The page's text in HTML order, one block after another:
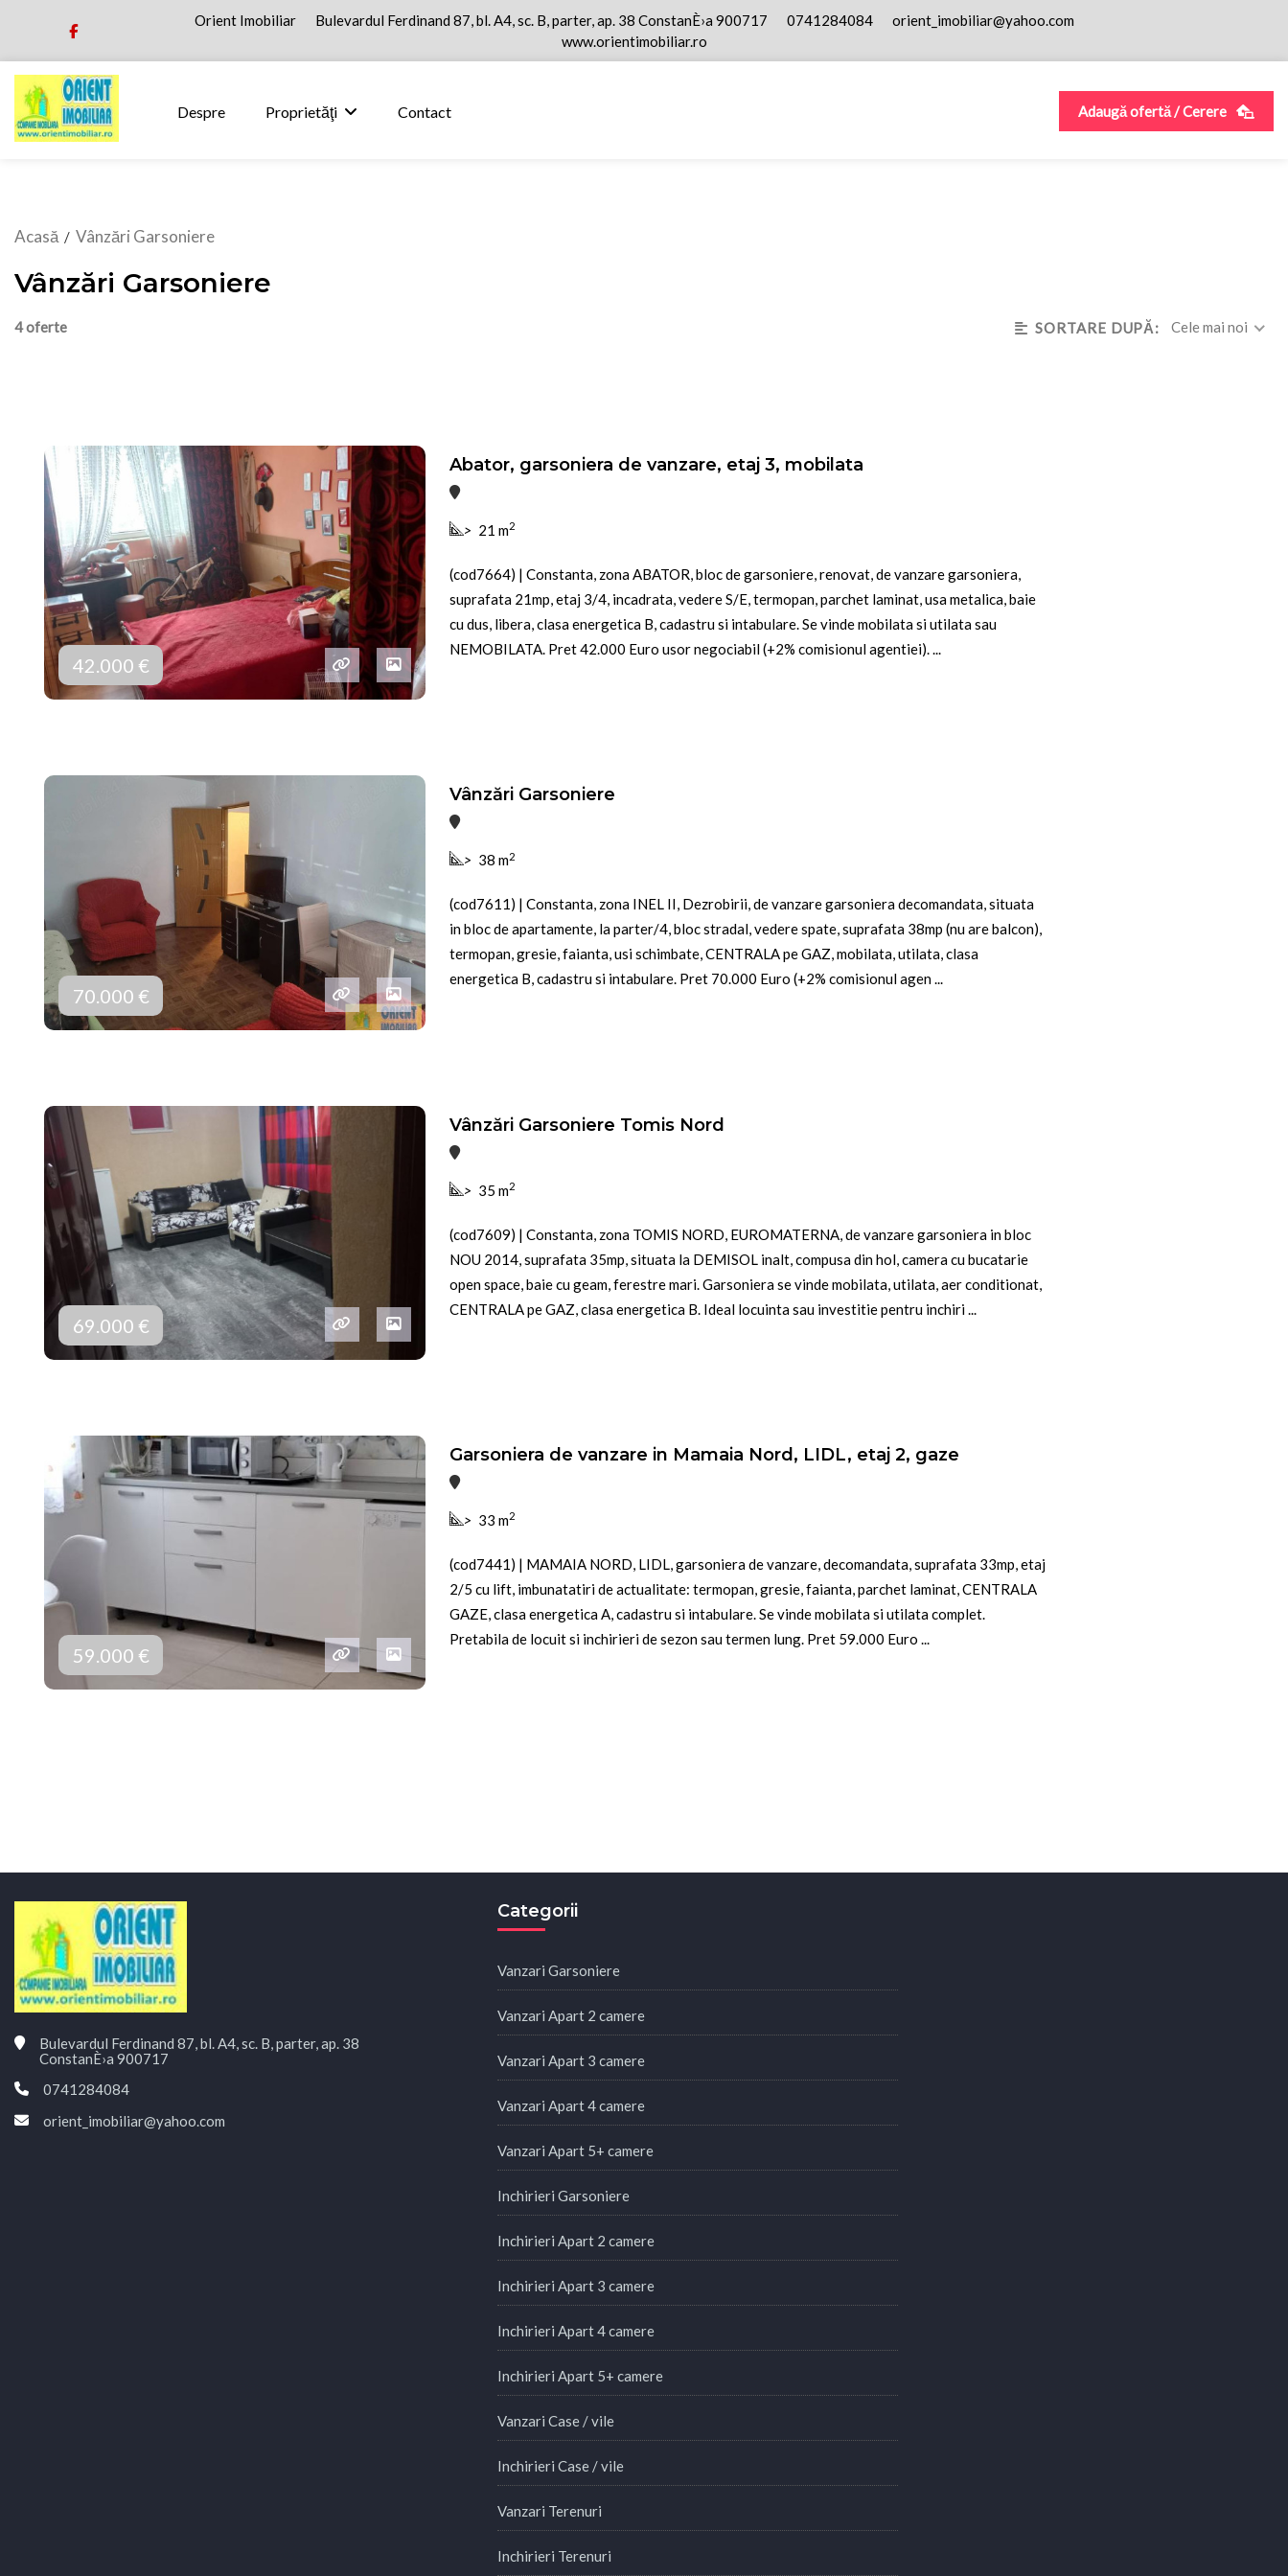
Orient Imobiliar Bulevardul Ferdinand 87, bl. A4, sc. B, parter, ap. 38 ConstanÈ›a 900717 0741284084
orient_imobiliar@yahoo.com
www.orientimobiliar.ro
Despre Proprietăţi Contact Adaugă ofertă / Cerere
Acasă / Vânzări Garsoniere
Vânzări Garsoniere
4 oferte SORTARE DUPĂ: Cele mai noi
42.000 €
Abator, garsoniera de vanzare, etaj 3, mobilata
> 21 m2
(cod7664) | Constanta, zona ABATOR, bloc de garsoniere, renovat, de vanzare garsoniera,
suprafata 21mp, etaj 3/4, incadrata, vedere S/E, termopan, parchet laminat, usa metalica, baie
cu dus, libera, clasa energetica B, cadastru si intabulare. Se vinde mobilata si utilata sau
NEMOBILATA. Pret 42.000 Euro usor negociabil (+2% comisionul agentiei). ...
70.000 €
Vânzări Garsoniere
> 38 m2
(cod7611) | Constanta, zona INEL II, Dezrobirii, de vanzare garsoniera decomandata, situata
in bloc de apartamente, la parter/4, bloc stradal, vedere spate, suprafata 38mp (nu are balcon),
termopan, gresie, faianta, usi schimbate, CENTRALA pe GAZ, mobilata, utilata, clasa
energetica B, cadastru si intabulare. Pret 70.000 Euro (+2% comisionul agen ...
69.000 €
Vânzări Garsoniere Tomis Nord
> 35 m2
(cod7609) | Constanta, zona TOMIS NORD, EUROMATERNA, de vanzare garsoniera in bloc
NOU 2014, suprafata 35mp, situata la DEMISOL inalt, compusa din hol, camera cu bucatarie
open space, baie cu geam, ferestre mari. Garsoniera se vinde mobilata, utilata, aer conditionat,
CENTRALA pe GAZ, clasa energetica B. Ideal locuinta sau investitie pentru inchiri ...
59.000 €
Garsoniera de vanzare in Mamaia Nord, LIDL, etaj 2, gaze
> 33 m2
(cod7441) | MAMAIA NORD, LIDL, garsoniera de vanzare, decomandata, suprafata 33mp, etaj
2/5 cu lift, imbunatatiri de actualitate: termopan, gresie, faianta, parchet laminat, CENTRALA
GAZE, clasa energetica A, cadastru si intabulare. Se vinde mobilata si utilata complet.
Pretabila de locuit si inchirieri de sezon sau termen lung. Pret 59.000 Euro ...
Bulevardul Ferdinand 87, bl. A4, sc. B, parter, ap. 38
ConstanÈ›a 900717
0741284084
orient_imobiliar@yahoo.com
Categorii
Vanzari Garsoniere
Vanzari Apart 2 camere
Vanzari Apart 3 camere
Vanzari Apart 4 camere
Vanzari Apart 5+ camere
Inchirieri Garsoniere
Inchirieri Apart 2 camere
Inchirieri Apart 3 camere
Inchirieri Apart 4 camere
Inchirieri Apart 5+ camere
Vanzari Case / vile
Inchirieri Case / vile
Vanzari Terenuri
Inchirieri Terenuri